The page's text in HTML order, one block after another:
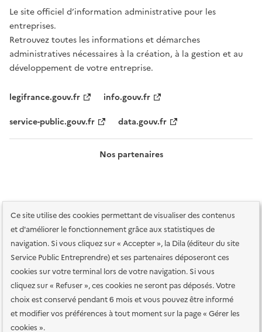
Ce site utilise des cookies permettant de visualiser des contenus
et d'améliorer le fonctionnement grâce aux statistiques de
navigation. Si vous cliquez sur « Accepter », la Dila (éditeur du site
Service Public Entreprendre) et ses partenaires déposeront ces
cookies sur votre terminal lors de votre navigation. Si vous
cliquez sur « Refuser », ces cookies ne seront pas déposés. Votre
choix est conservé pendant 6 mois et vous pouvez être informé
et modifier vos préférences à tout moment sur la page « Gérer les
cookies ».
Le site officiel d’information administrative pour les
entreprises.
Retrouvez toutes les informations et démarches
administratives nécessaires à la création, à la gestion et au
développement de votre entreprise.
legifrance.gouv.fr
info.gouv.fr
service-public.gouv.fr
data.gouv.fr
Nos partenaires
Plan du site Accessibilité : totalement conforme
Accessibilité des
services en ligne
Mentions légales Données personnelles et sécurité
Conditions générales d'utilisation
Gestion des cookies
Paramètres d'affichage